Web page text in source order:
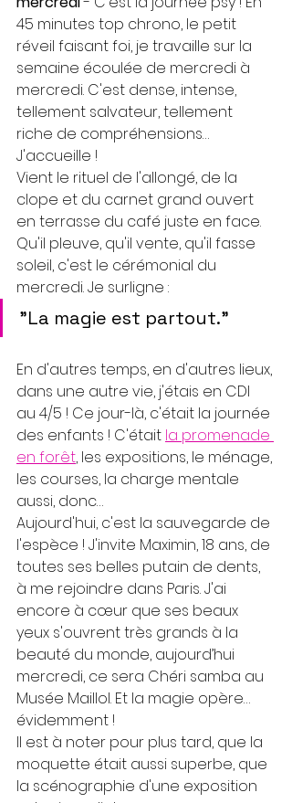
45 minutes top chrono, le petit
réveil faisant foi, je travaille sur la
semaine écoulée de mercredi à
mercredi. C'est dense, intense,
tellement salvateur, tellement
riche de compréhensions…
J'accueille !
Vient le rituel de l'allongé, de la
clope et du carnet grand ouvert
en terrasse du café juste en face.
Qu'il pleuve, qu'il vente, qu'il fasse
soleil, c'est le cérémonial du
mercredi. Je surligne :
"La magie est partout."
En d'autres temps, en d'autres lieux,
dans une autre vie, j'étais en CDI
au 4/5 ! Ce jour-là, c'était la journée
des enfants ! C'était la promenade
en forêt, les expositions, le ménage,
les courses, la charge mentale
aussi, donc…
Aujourd'hui, c'est la sauvegarde de
l'espèce ! J'invite Maximin, 18 ans, de
toutes ses belles putain de dents,
à me rejoindre dans Paris. J'ai
encore à cœur que ses beaux
yeux s'ouvrent très grands à la
beauté du monde, aujourd’hui
mercredi, ce sera Chéri samba au
Musée Maillol. Et la magie opère…
évidemment !
Il est à noter pour plus tard, que la
moquette était aussi superbe, que
la scénographie d'une exposition